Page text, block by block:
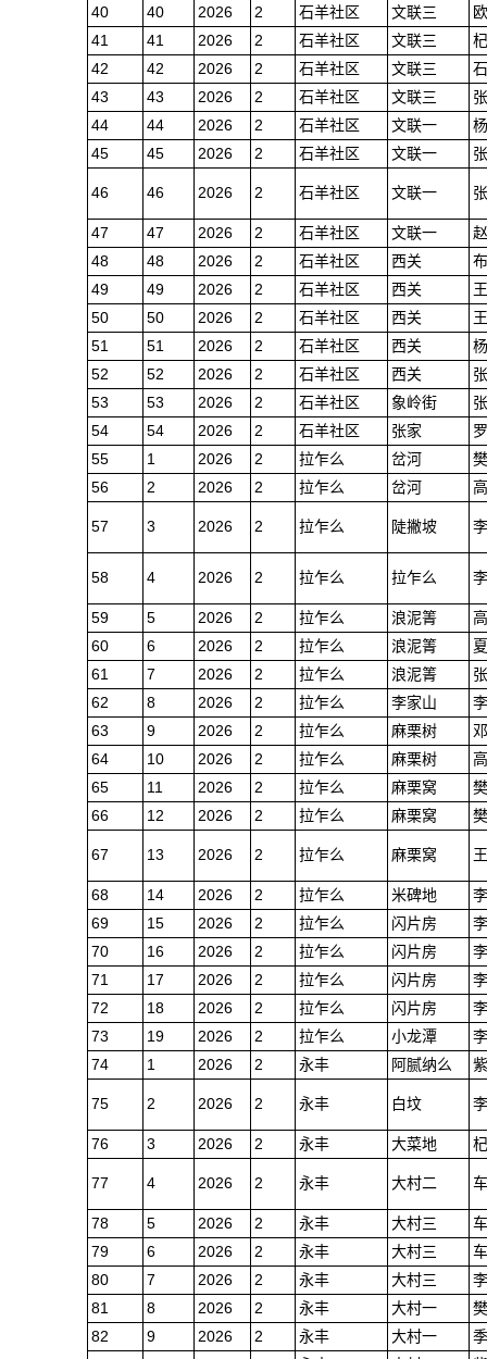
40
40 2026 2 石羊社区 文联三
41
41 2026 2 石羊社区 文联三
42
42 2026 2 石羊社区 文联三
43
43 2026 2 石羊社区 文联三
44
44 2026 2 石羊社区 文联一
45
45 2026 2 石羊社区 文联一
46 46 2026 2 石羊社区 文联一
47 47 2026 2 石羊社区 文联一
48
48 2026 2 石羊社区 西关
49
49 2026 2 石羊社区 西关
50
50 2026 2 石羊社区 西关
51
51 2026 2 石羊社区 西关
52
52 2026 2 石羊社区 西关
53
53 2026 2 石羊社区 象岭街
54
54 2026 2 石羊社区 张家
55
1 2026 2 拉乍么 岔河
56
2 2026 2 拉乍么 岔河
57 3 2026 2 拉乍么 陡撇坡
58 4 2026 2 拉乍么 拉乍么
59 5 2026 2 拉乍么 浪泥箐
60
6 2026 2 拉乍么 浪泥箐
61
7 2026 2 拉乍么 浪泥箐
62
8 2026 2 拉乍么 李家山
63
9 2026 2 拉乍么 麻栗树
64
10 2026 2 拉乍么 麻栗树
65
11 2026 2 拉乍么 麻栗窝
66
12 2026 2 拉乍么 麻栗窝
67 13 2026 2 拉乍么 麻栗窝
68 14 2026 2 拉乍么 米碑地
69
15 2026 2 拉乍么 闪片房
70
16 2026 2 拉乍么 闪片房
71
17 2026 2 拉乍么 闪片房
72
18 2026 2 拉乍么 闪片房
73
19 2026 2 拉乍么 小龙潭
74
1 2026 2 永丰 阿腻纳么
75 2 2026 2 永丰 白坟
76 3 2026 2 永丰 大菜地
77 4 2026 2 永丰 大村二
78 5 2026 2 永丰 大村三
79
6 2026 2 永丰 大村三
80
7 2026 2 永丰 大村三
81
8 2026 2 永丰 大村一
82
9 2026 2 永丰 大村一